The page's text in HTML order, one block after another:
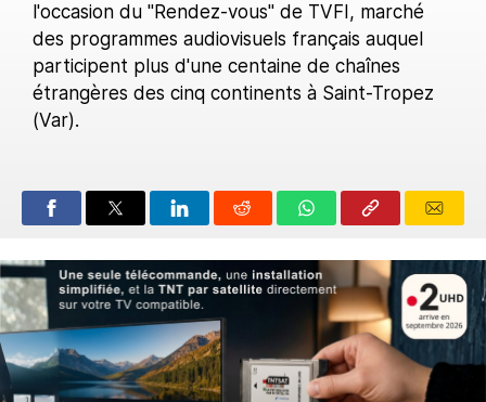
l'occasion du "Rendez-vous" de TVFI, marché
des programmes audiovisuels français auquel
participent plus d'une centaine de chaînes
étrangères des cinq continents à Saint-Tropez
(Var).